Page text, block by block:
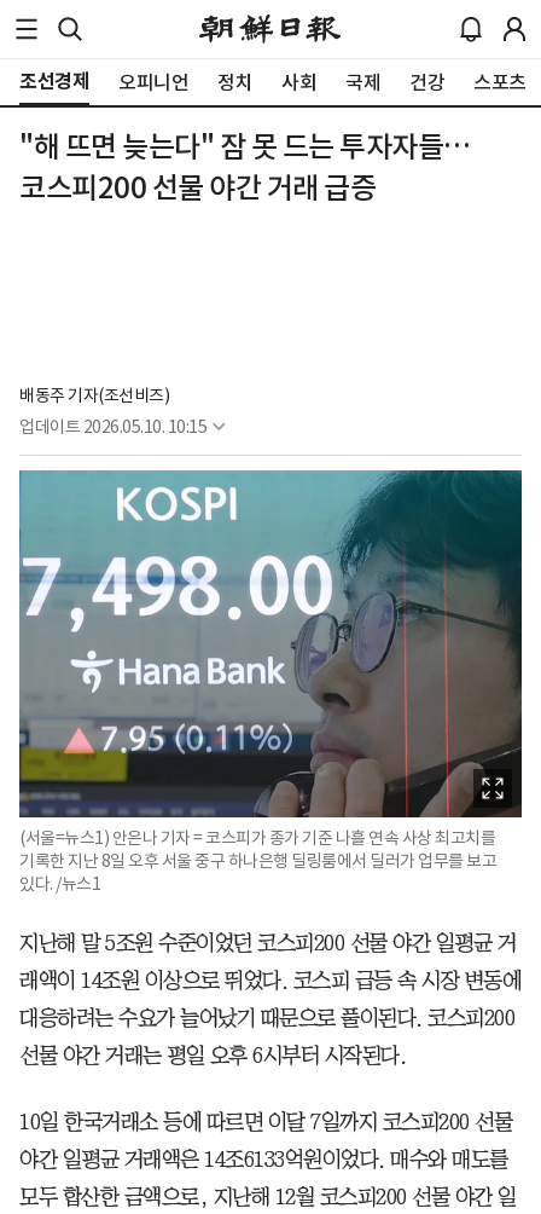
조선경제 오피니언 정치 사회 국제 건강 스포츠
"해 뜨면 늦는다" 잠 못 드는 투자자들…
코스피200 선물 야간 거래 급증
배동주 기자(조선비즈)
업데이트 2026.05.10. 10:15
(서울=뉴스1) 안은나 기자 = 코스피가 종가 기준 나흘 연속 사상 최고치를
기록한 지난 8일 오후 서울 중구 하나은행 딜링룸에서 딜러가 업무를 보고
있다. /뉴스1
지난해 말 5조원 수준이었던 코스피200 선물 야간 일평균 거
래액이 14조원 이상으로 뛰었다. 코스피 급등 속 시장 변동에
대응하려는 수요가 늘어났기 때문으로 풀이된다. 코스피200
선물 야간 거래는 평일 오후 6시부터 시작된다.
10일 한국거래소 등에 따르면 이달 7일까지 코스피200 선물
야간 일평균 거래액은 14조6133억원이었다. 매수와 매도를
모두 합산한 금액으로, 지난해 12월 코스피200 선물 야간 일